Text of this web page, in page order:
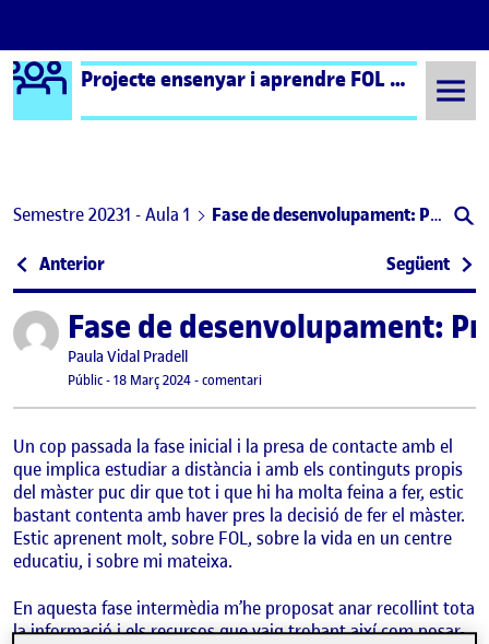
Saltar al contingut
Logo Ágora Projecte ensenyar i aprendre FOL – Aula 1
Semestre 20231 - Aula 1 Fase de desenvolupament: Propostes de millora
Navegació d'entrades
Anterior: ESTAT DE LA QÜESTIÓ Següent:
Publicat perFase de desenvolupament:
Publicat per
Paula Vidal Pradell
Visibilitat:
Públic-Data de publicació
18 Març 202429 abril, 2024 9:31 pm
-comentariel Fase de desenvolupament:
Un cop passada la fase inicial i la presa de contacte amb el
que implica estudiar a distància i amb els continguts propis
del màster puc dir que tot i que hi ha molta feina a fer, estic
bastant contenta amb haver pres la decisió de fer el màster.
Estic aprenent molt, sobre FOL, sobre la vida en un centre
educatiu, i sobre mi mateixa.
En aquesta fase intermèdia m’he proposat anar recollint tota
la informació i els recursos que vaig trobant així com posar-